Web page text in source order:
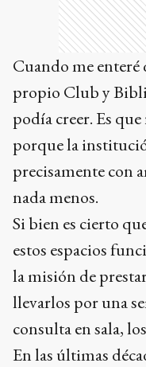
Cuando me enteré
propio Club y
podía creer. Es
porque la
precisamente con
nada menos.
Si bien es cierto
estos espacios
la misión de
llevarlos por una
consulta en sala,
En las últimas